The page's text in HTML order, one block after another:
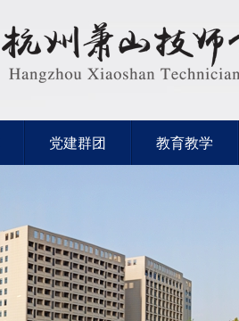
党建群团 教育教学